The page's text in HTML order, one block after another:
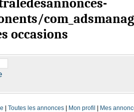
occasions
|Toutes les annonces Mon profil Mes